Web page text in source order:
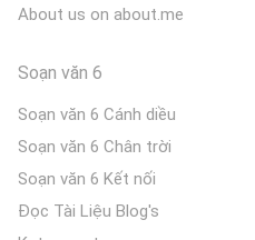
About us on about.me
Soạn văn 6
Soạn văn 6 Cánh diều
Soạn văn 6 Chân trời
Soạn văn 6 Kết nối
Đọc Tài Liệu Blog's